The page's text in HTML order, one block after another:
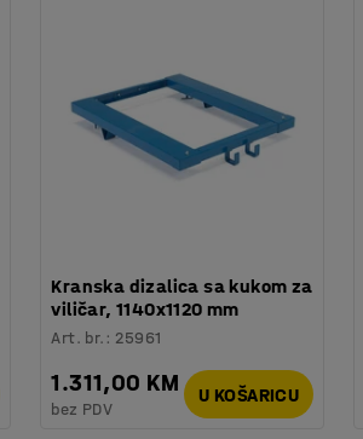
Kranska dizalica sa kukom za
viličar, 1140x1120 mm
Art. br. : 25961
1.311,00 KM
bez PDV
U KOŠARICU